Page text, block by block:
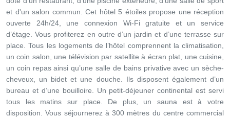
et d'un salon commun. Cet hôtel 5 étoiles propose une réception
ouverte 24h/24, une connexion Wi-Fi gratuite et un service
d’étage. Vous profiterez en outre d’un jardin et d’une terrasse sur
place. Tous les logements de l’hôtel comprennent la climatisation,
un coin salon, une télévision par satellite à écran plat, une cuisine,
un coin repas ainsi qu’une salle de bains privative avec un sèche-
cheveux, un bidet et une douche. Ils disposent également d’un
bureau et d’une bouilloire. Un petit-déjeuner continental est servi
tous les matins sur place. De plus, un sauna est à votre
disposition. Vous séjournerez à 300 mètres du centre commercial